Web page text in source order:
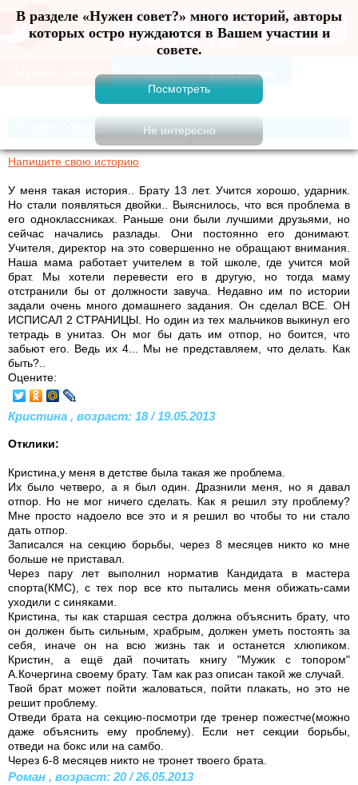
В разделе «Нужен совет?» много историй, авторы
которых остро нуждаются в Вашем участии и
совете.
Меню
Нужен совет?
Напишите свою историю
У меня такая история.. Брату 13 лет. Учится хорошо, ударник.
Но стали появляться двойки.. Выяснилось, что вся проблема в
его одноклассниках. Раньше они были лучшими друзьями, но
сейчас начались разлады. Они постоянно его донимают.
Учителя, директор на это совершенно не обращают внимания.
Наша мама работает учителем в той школе, где учится мой
брат. Мы хотели перевести его в другую, но тогда маму
отстранили бы от должности завуча. Недавно им по истории
задали очень много домашнего задания. Он сделал ВСЕ. ОН
ИСПИСАЛ 2 СТРАНИЦЫ. Но один из тех мальчиков выкинул его
тетрадь в унитаз. Он мог бы дать им отпор, но боится, что
забьют его. Ведь их 4... Мы не представляем, что делать. Как
быть?..
Оцените:
Кристина , возраст: 18 / 19.05.2013
Отклики:
Кристина,у меня в детстве была такая же проблема.
Их было четверо, а я был один. Дразнили меня, но я давал
отпор. Но не мог ничего сделать. Как я решил эту проблему?
Мне просто надоело все это и я решил во чтобы то ни стало
дать отпор.
Записался на секцию борьбы, через 8 месяцев никто ко мне
больше не приставал.
Через пару лет выполнил норматив Кандидата в мастера
спорта(КМС), с тех пор все кто пытались меня обижать-сами
уходили с синяками.
Кристина, ты как старшая сестра должна объяснить брату, что
он должен быть сильным, храбрым, должен уметь постоять за
себя, иначе он на всю жизнь так и останется хлюпиком.
Кристин, а ещё дай почитать книгу "Мужик с топором"
А.Кочергина своему брату. Там как раз описан такой же случай.
Твой брат может пойти жаловаться, пойти плакать, но это не
решит проблему.
Отведи брата на секцию-посмотри где тренер пожестче(можно
даже объяснить ему проблему). Если нет секции борьбы,
отведи на бокс или на самбо.
Через 6-8 месяцев никто не тронет твоего брата.
Роман , возраст: 20 / 26.05.2013